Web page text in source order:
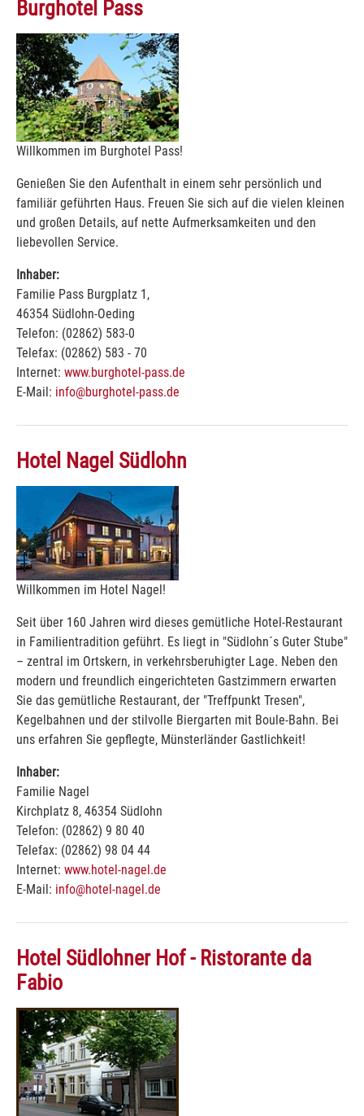
Burghotel Pass
Willkommen im Burghotel Pass!
Genießen Sie den Aufenthalt in einem sehr persönlich und
familiär geführten Haus. Freuen Sie sich auf die vielen kleinen
und großen Details, auf nette Aufmerksamkeiten und den
liebevollen Service.
Inhaber:
Familie Pass Burgplatz 1,
46354 Südlohn-Oeding
Telefon: (02862) 583-0
Telefax: (02862) 583 - 70
Internet: www.burghotel-pass.de
E-Mail: info@burghotel-pass.de
Hotel Nagel Südlohn
Willkommen im Hotel Nagel!
Seit über 160 Jahren wird dieses gemütliche Hotel-Restaurant
in Familientradition geführt. Es liegt in "Südlohn´s Guter Stube"
– zentral im Ortskern, in verkehrsberuhigter Lage. Neben den
modern und freundlich eingerichteten Gastzimmern erwarten
Sie das gemütliche Restaurant, der "Treffpunkt Tresen",
Kegelbahnen und der stilvolle Biergarten mit Boule-Bahn. Bei
uns erfahren Sie gepflegte, Münsterländer Gastlichkeit!
Inhaber:
Familie Nagel
Kirchplatz 8, 46354 Südlohn
Telefon: (02862) 9 80 40
Telefax: (02862) 98 04 44
Internet: www.hotel-nagel.de
E-Mail: info@hotel-nagel.de
Hotel Südlohner Hof - Ristorante da
Fabio